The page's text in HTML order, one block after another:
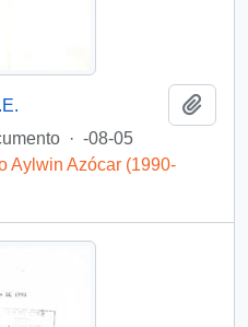
· -08-05
Aylwin Azócar (1990-